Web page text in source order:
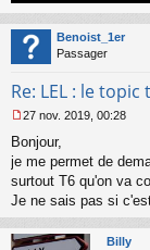
n
l
u
Benoist_1er
Passager
Re: LEL : le
e
s
s
g
n
27 nov. 2019, 00:28
Bonjour,
je me permet de
surtout T6 qu'on va
Je ne sais pas si
Billy